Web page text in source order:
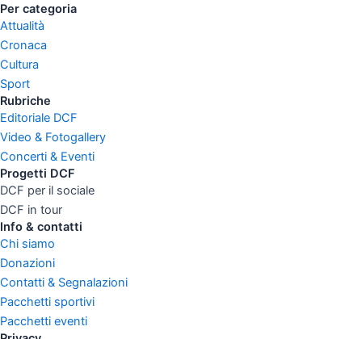
Per categoria
Attualità
Cronaca
Cultura
Sport
Rubriche
Editoriale DCF
Video & Fotogallery
Concerti & Eventi
Progetti DCF
DCF per il sociale
DCF in tour
Info & contatti
Chi siamo
Donazioni
Contatti & Segnalazioni
Pacchetti sportivi
Pacchetti eventi